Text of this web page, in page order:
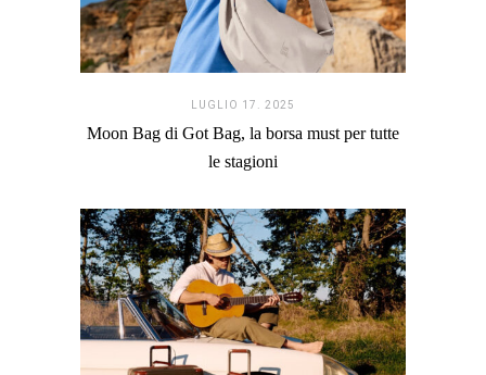
LUGLIO 17. 2025
Moon Bag di Got Bag, la borsa must per tutte
le stagioni